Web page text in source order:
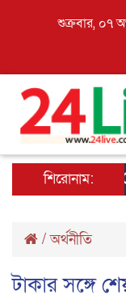
শুক্রবার, ০৭
শিরোনাম:
/অর্থনীতি
টাকার সঙ্গে